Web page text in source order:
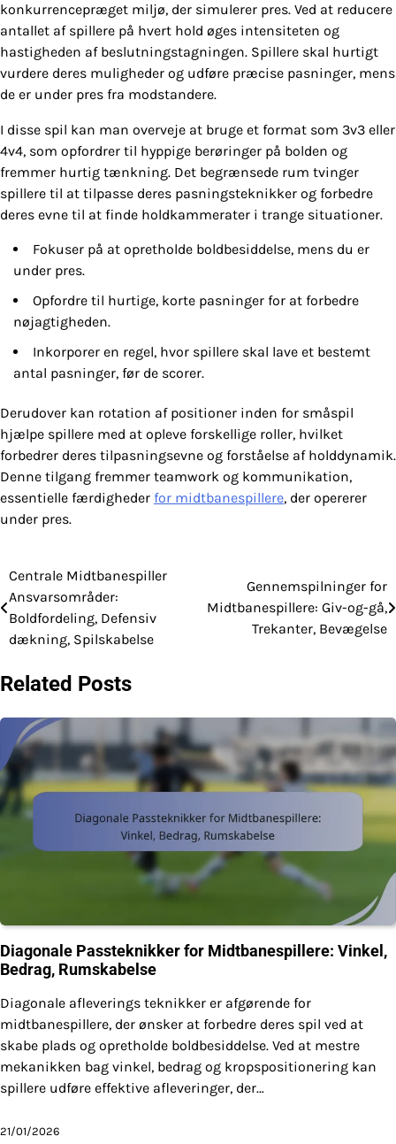
konkurrencepræget miljø, der simulerer pres. Ved at reducere
antallet af spillere på hvert hold øges intensiteten og
hastigheden af beslutningstagningen. Spillere skal hurtigt
vurdere deres muligheder og udføre præcise pasninger, mens
de er under pres fra modstandere.
I disse spil kan man overveje at bruge et format som 3v3 eller
4v4, som opfordrer til hyppige berøringer på bolden og
fremmer hurtig tænkning. Det begrænsede rum tvinger
spillere til at tilpasse deres pasningsteknikker og forbedre
deres evne til at finde holdkammerater i trange situationer.
Fokuser på at opretholde boldbesiddelse, mens du er
under pres.
Opfordre til hurtige, korte pasninger for at forbedre
nøjagtigheden.
Inkorporer en regel, hvor spillere skal lave et bestemt
antal pasninger, før de scorer.
Derudover kan rotation af positioner inden for småspil
hjælpe spillere med at opleve forskellige roller, hvilket
forbedrer deres tilpasningsevne og forståelse af holddynamik.
Denne tilgang fremmer teamwork og kommunikation,
essentielle færdigheder for midtbanespillere, der opererer
under pres.
Post
navigation
Centrale Midtbanespiller
Ansvarsområder:
Boldfordeling, Defensiv
dækning, Spilskabelse
Gennemspilninger for
Midtbanespillere: Giv-og-gå,
Trekanter, Bevægelse
Related Posts
Diagonale Passteknikker for Midtbanespillere: Vinkel,
Bedrag, Rumskabelse
Diagonale afleverings teknikker er afgørende for
midtbanespillere, der ønsker at forbedre deres spil ved at
skabe plads og opretholde boldbesiddelse. Ved at mestre
mekanikken bag vinkel, bedrag og kropspositionering kan
spillere udføre effektive afleveringer, der…
21/01/2026